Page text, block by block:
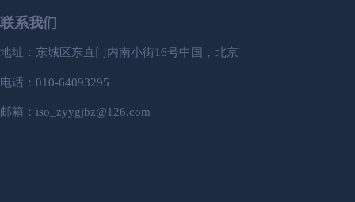
联系我们
地址：东城区东直门内南小街16号中国，北京
电话：010-64093295
邮箱：iso_zyygjbz@126.com